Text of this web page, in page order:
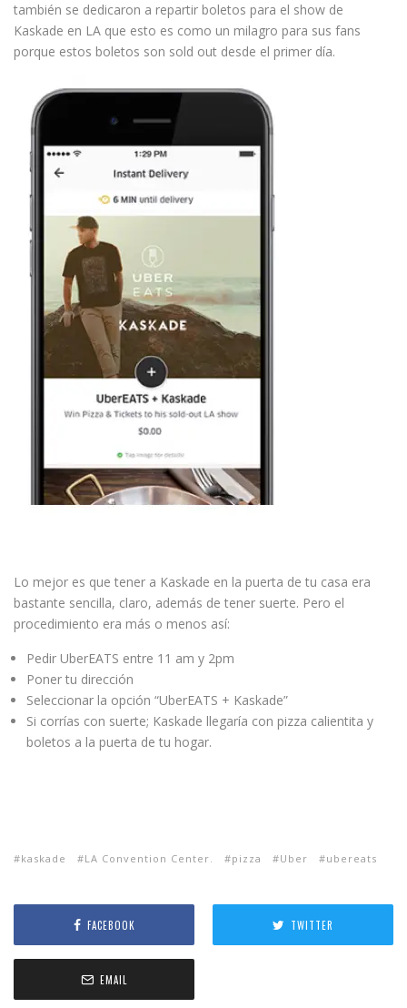
también se dedicaron a repartir boletos para el show de
Kaskade en LA que esto es como un milagro para sus fans
porque estos boletos son sold out desde el primer día.
Lo mejor es que tener a Kaskade en la puerta de tu casa era
bastante sencilla, claro, además de tener suerte. Pero el
procedimiento era más o menos así:
Pedir UberEATS entre 11 am y 2pm
Poner tu dirección
Seleccionar la opción “UberEATS + Kaskade”
Si corrías con suerte; Kaskade llegaría con pizza calientita y
boletos a la puerta de tu hogar.
kaskade LA Convention Center. pizza Uber ubereats
FACEBOOK TWITTER
EMAIL